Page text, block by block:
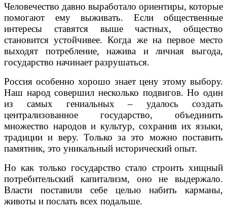
Человечество давно выработало ориентиры, которые
помогают ему выживать. Если общественные
интересы ставятся выше частных, общество
становится устойчивее. Когда же на первое место
выходят потребление, нажива и личная выгода,
государство начинает разрушаться.
Россия особенно хорошо знает цену этому выбору.
Наш народ совершил несколько подвигов. Но один
из самых гениальных – удалось создать
централизованное государство, объединить
множество народов и культур, сохранив их языки,
традиции и веру. Только за это можно поставить
памятник, это уникальный исторический опыт.
Но как только государство стало строить хищный
потребительский капитализм, оно не выдержало.
Власти поставили себе целью набить карманы,
животы и послать всех подальше.